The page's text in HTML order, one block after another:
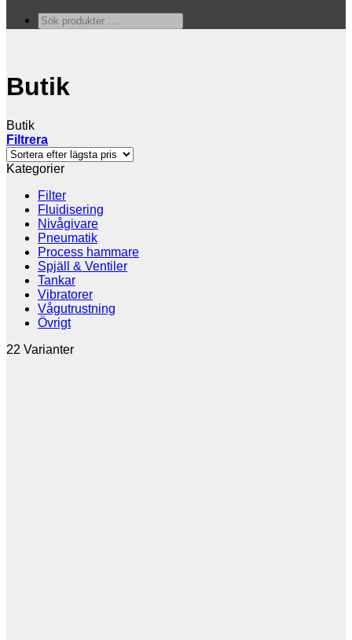
Sök
produkter
Butik
Butik
Filtrera
Kategorier
Filter
Fluidisering
Nivågivare
Pneumatik
Process hammare
Spjäll & Ventiler
Tankar
Vibratorer
Vågutrustning
Övrigt
22 Varianter